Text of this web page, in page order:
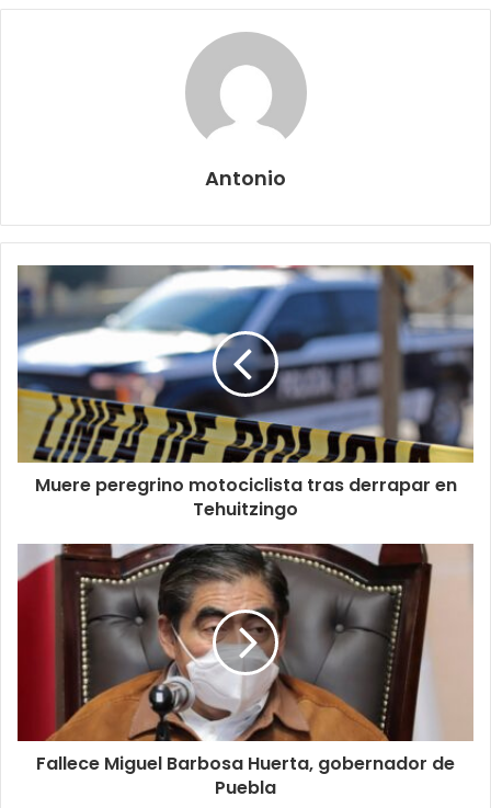
Antonio
Muere peregrino motociclista tras derrapar en
Tehuitzingo
Fallece Miguel Barbosa Huerta, gobernador de
Puebla